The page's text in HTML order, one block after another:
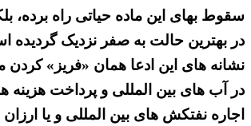
سقوط بهای این ماده حیاتی راه برده،
در بهترین حالت به صفر نزدیک گردیده
نشانه های این ادعا همان «فریز» کردن
در آب های بین المللی و پرداخت هزینه
اجاره نفتکش های بین المللی و یا